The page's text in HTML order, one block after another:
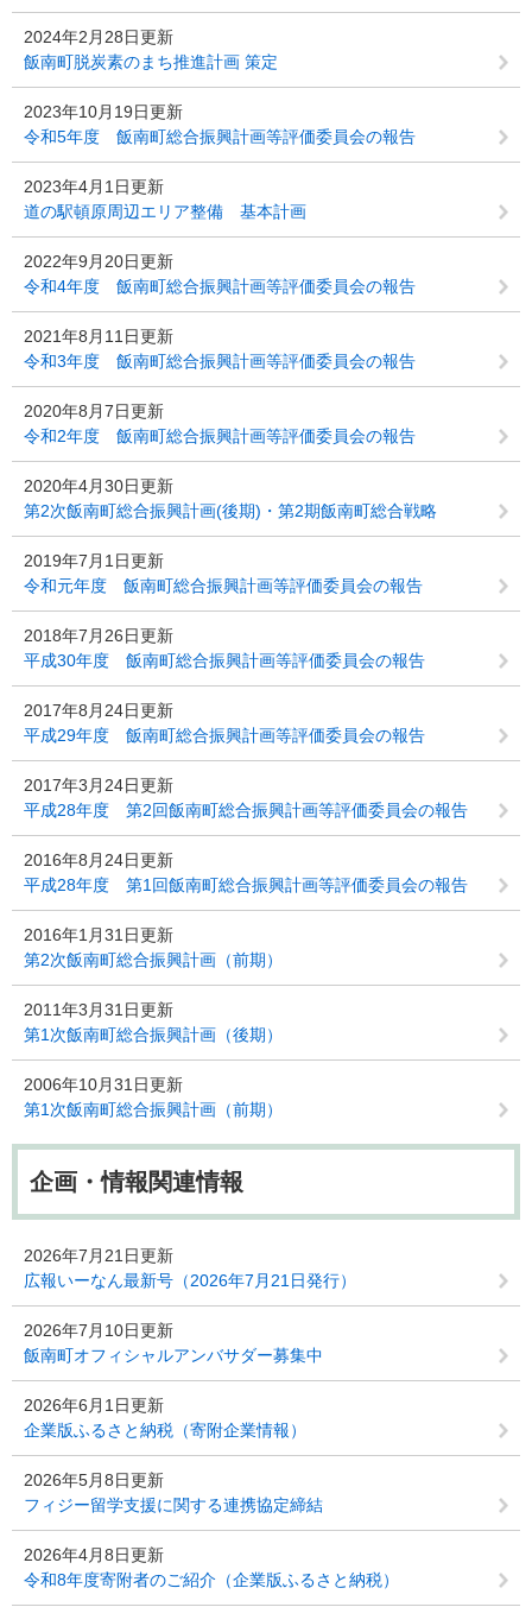
2024年2月28日更新
飯南町脱炭素のまち推進計画 策定
2023年10月19日更新
令和5年度 飯南町総合振興計画等評価委員会の報告
2023年4月1日更新
道の駅頓原周辺エリア整備 基本計画
2022年9月20日更新
令和4年度 飯南町総合振興計画等評価委員会の報告
2021年8月11日更新
令和3年度 飯南町総合振興計画等評価委員会の報告
2020年8月7日更新
令和2年度 飯南町総合振興計画等評価委員会の報告
2020年4月30日更新
第2次飯南町総合振興計画(後期)・第2期飯南町総合戦略
2019年7月1日更新
令和元年度 飯南町総合振興計画等評価委員会の報告
2018年7月26日更新
平成30年度 飯南町総合振興計画等評価委員会の報告
2017年8月24日更新
平成29年度 飯南町総合振興計画等評価委員会の報告
2017年3月24日更新
平成28年度 第2回飯南町総合振興計画等評価委員会の報告
2016年8月24日更新
平成28年度 第1回飯南町総合振興計画等評価委員会の報告
2016年1月31日更新
第2次飯南町総合振興計画（前期）
2011年3月31日更新
第1次飯南町総合振興計画（後期）
2006年10月31日更新
第1次飯南町総合振興計画（前期）
企画・情報関連情報
2026年7月21日更新
広報いーなん最新号（2026年7月21日発行）
2026年7月10日更新
飯南町オフィシャルアンバサダー募集中
2026年6月1日更新
企業版ふるさと納税（寄附企業情報）
2026年5月8日更新
フィジー留学支援に関する連携協定締結
2026年4月8日更新
令和8年度寄附者のご紹介（企業版ふるさと納税）